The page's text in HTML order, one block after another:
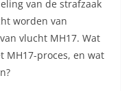
van de strafzaak
worden van
vlucht MH17. Wat
MH17-proces, en wat